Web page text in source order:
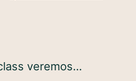
veremos…